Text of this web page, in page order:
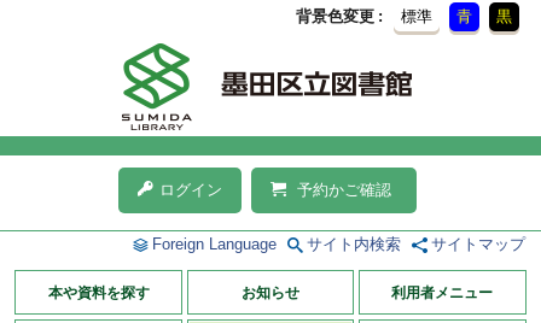
背景色変更 標準 青 黒
ログイン 予約かご確認
Foreign Language サイト内検索 サイトマップ
本や資料を探す お知らせ 利用者メニュー